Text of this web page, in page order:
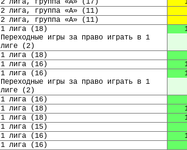
2 лига, группа «А» (17 )
2 лига, группа «А» (11 )
2 лига, группа «А» (11 )
1 лига (18 )
Переходные игры за право играть в 1
лиге (2)
1 лига (18 )
1 лига (16 )
1 лига (16 )
Переходные игры за право играть в 1
лиге (2)
1 лига (16 )
1 лига (18 )
1 лига (18 )
1 лига (15 )
1 лига (16 )
1 лига (16 )